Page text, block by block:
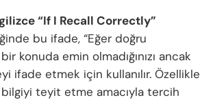
“If I Recall Correctly”
bu ifade, “Eğer doğru
konuda emin olmadığınızı ancak
ifade etmek için kullanılır. Özellikle
teyit etme amacıyla tercih